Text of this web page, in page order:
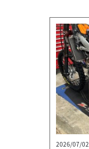
2026/07/02